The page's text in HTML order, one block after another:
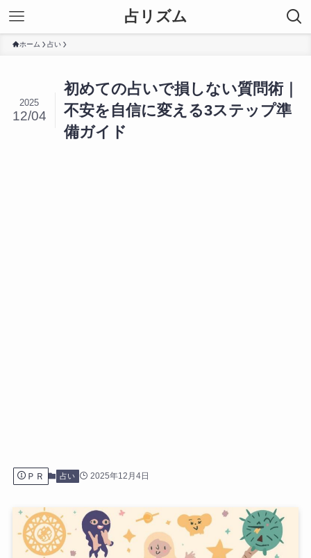
占リズム
ホーム 占い
初めての占いで損しない質問術｜
不安を自信に変える3ステップ準
備ガイド
2025
12/04
ＰＲ 占い 2025年12月4日